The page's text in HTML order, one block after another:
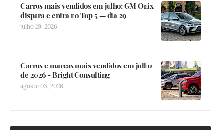
Carros mais vendidos em julho: GM Onix
dispara e entra no Top 5 — dia 29
julho 29, 2026
Carros e marcas mais vendidos em julho
de 2026 - Bright Consulting
agosto 03, 2026